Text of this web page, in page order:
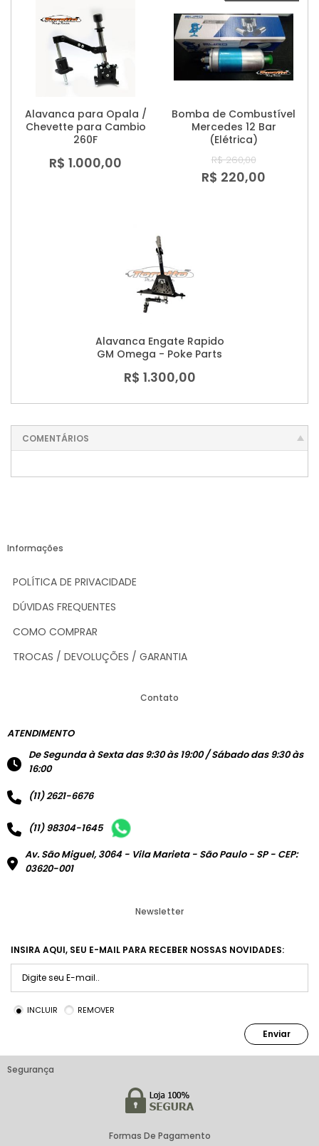
Alavanca para Opala /
Chevette para Cambio
260F
R$ 1.000,00
Bomba de Combustível
Mercedes 12 Bar
(Elétrica)
R$ 260,00
R$ 220,00
Alavanca Engate Rapido
GM Omega - Poke Parts
R$ 1.300,00
COMENTÁRIOS
Informações
POLÍTICA DE PRIVACIDADE
DÚVIDAS FREQUENTES
COMO COMPRAR
TROCAS / DEVOLUÇÕES / GARANTIA
Contato
ATENDIMENTO
De Segunda à Sexta das 9:30 às 19:00 / Sábado das 9:30 às
16:00
(11) 2621-6676
(11) 98304-1645
Av. São Miguel, 3064 - Vila Marieta - São Paulo - SP - CEP:
03620-001
Newsletter
INSIRA AQUI, SEU E-MAIL PARA RECEBER NOSSAS NOVIDADES:
INCLUIR REMOVER
Enviar
Segurança
Formas De Pagamento